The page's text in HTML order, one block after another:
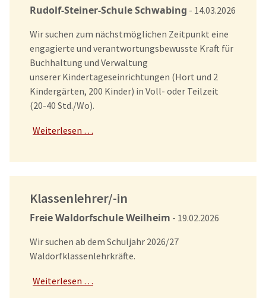
Rudolf-Steiner-Schule Schwabing - 14.03.2026
Wir suchen zum nächstmöglichen Zeitpunkt eine
engagierte und verantwortungsbewusste Kraft für
Buchhaltung und Verwaltung
unserer Kindertageseinrichtungen (Hort und 2
Kindergärten, 200 Kinder) in Voll- oder Teilzeit
(20-40 Std./Wo).
Weiterlesen …
Klassenlehrer/-in
Freie Waldorfschule Weilheim - 19.02.2026
Wir suchen ab dem Schuljahr 2026/27
Waldorfklassenlehrkräfte.
Weiterlesen …